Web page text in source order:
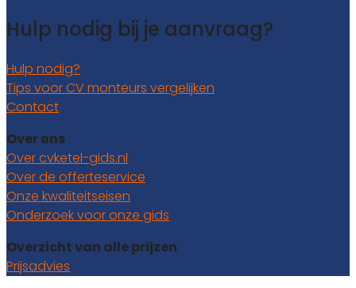
Hulp nodig bij je aanvraag?
Hulp nodig?
Tips voor CV monteurs vergelijken
Contact
Over ons
Over cvketel-gids.nl
Over de offerteservice
Onze kwaliteitseisen
Onderzoek voor onze gids
Overzicht van alle prijzen
Prijsadvies